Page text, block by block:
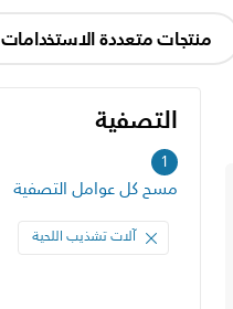
منتجات متعددة الاستخدامات
التصفية
1 التصفية
مسح كل عوامل التصفية
آلات تشذيب اللحية